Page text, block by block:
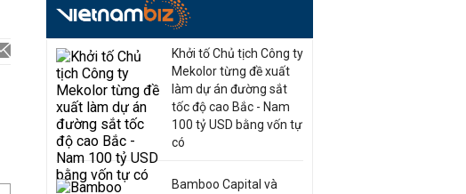
Khởi tố Chủ tịch Công ty
Mekolor từng đề xuất
làm dự án đường sắt
tốc độ cao Bắc - Nam
100 tỷ USD bằng vốn tự
có
Bamboo Capital và